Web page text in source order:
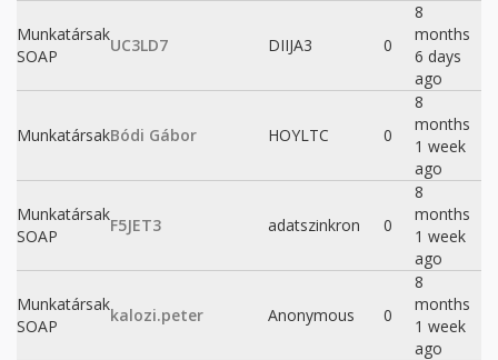
Munkatársak
SOAP
UC3LD7 DIIJA3 0
8
months
6 days
ago
MunkatársakBódi Gábor HOYLTC 0
8
months
1 week
ago
Munkatársak
SOAP
F5JET3 adatszinkron 0
8
months
1 week
ago
Munkatársak
SOAP
kalozi.peter Anonymous 0
8
months
1 week
ago